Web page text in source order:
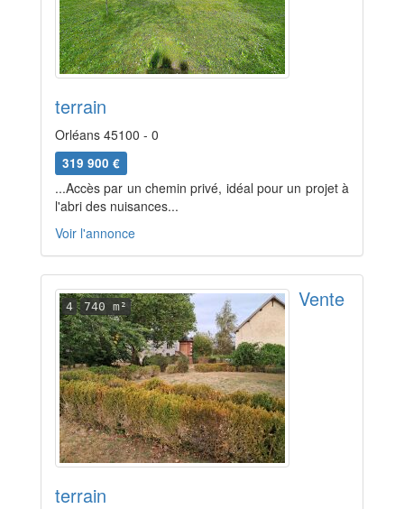
terrain
Orléans 45100 - 0
319 900 €
...Accès par un chemin privé, idéal pour un projet à
l'abri des nuisances...
Voir l'annonce
4 740 m² Vente
terrain